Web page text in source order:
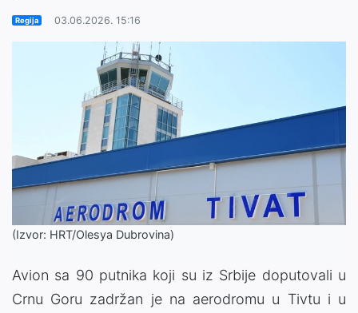
Regija 03.06.2026. 15:16
(Izvor: HRT/Olesya Dubrovina)
Avion sa 90 putnika koji su iz Srbije doputovali u
Crnu Goru zadržan je na aerodromu u Tivtu i u